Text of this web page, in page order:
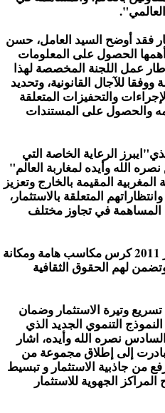
فقد أوضح السيد العامل، حسن
الحصول على المعلومات
عمل اللجنة المخصصة لهذا
47-18 بشفافية تامة ووفقا للآجال القانونية، وتحديد
والتحفيزات المتعلقة
والحصول على المستندات
الرعاية الخاصة التي
الله وأيده لمغاربة العالم"
المقيمة بالخارج وتعزيز
المتعلقة بالاستثمار،
المساهمة في تجاوز مختلف
واضاف نفس المسؤول الترابي أن "دستور 2011 كرس مكاسب هامة ومكانة
لهم الحقوق الثقافية
وتيرة الاستثمار وضمان
التنموي الجديد الذي
نصره الله وأيده، اشار
إلى إطلاق مجموعة من
من جاذبية الاستثمار و تبسيط
الجهوية للاستثمار